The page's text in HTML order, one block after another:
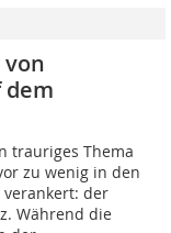
trauriges Thema
zu wenig in den
verankert: der
Während die